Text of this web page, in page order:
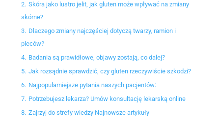
2. Skóra jako lustro jelit, jak gluten może wpływać na zmiany
skórne?
3. Dlaczego zmiany najczęściej dotyczą twarzy, ramion i
pleców?
4. Badania są prawidłowe, objawy zostają, co dalej?
5. Jak rozsądnie sprawdzić, czy gluten rzeczywiście szkodzi?
6. Najpopularniejsze pytania naszych pacjentów:
7. Potrzebujesz lekarza? Umów konsultację lekarską online
8. Zajrzyj do strefy wiedzy Najnowsze artykuły